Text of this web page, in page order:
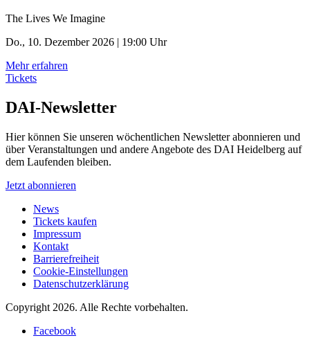
The Lives We Imagine
Do., 10. Dezember 2026 | 19:00 Uhr
Mehr erfahren
Tickets
DAI-Newsletter
Hier können Sie unseren wöchentlichen Newsletter abonnieren und
über Veranstaltungen und andere Angebote des DAI Heidelberg auf
dem Laufenden bleiben.
Jetzt abonnieren
News
Tickets kaufen
Impressum
Kontakt
Barrierefreiheit
Cookie-Einstellungen
Datenschutzerklärung
Copyright 2026. Alle Rechte vorbehalten.
Facebook